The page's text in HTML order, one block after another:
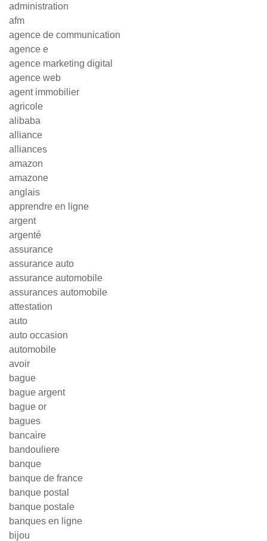
administration
afm
agence de communication
agence e
agence marketing digital
agence web
agent immobilier
agricole
alibaba
alliance
alliances
amazon
amazone
anglais
apprendre en ligne
argent
argenté
assurance
assurance auto
assurance automobile
assurances automobile
attestation
auto
auto occasion
automobile
avoir
bague
bague argent
bague or
bagues
bancaire
bandouliere
banque
banque de france
banque postal
banque postale
banques en ligne
bijou